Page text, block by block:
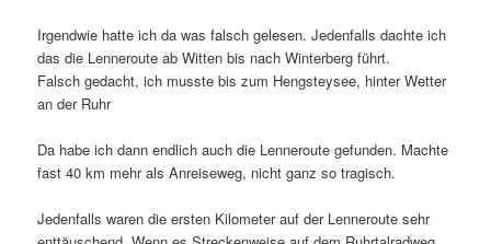
Irgendwie hatte ich da was falsch gelesen. Jedenfalls dachte ich
das die Lenneroute ab Witten bis nach Winterberg führt.
Falsch gedacht, ich musste bis zum Hengsteysee, hinter Wetter
an der Ruhr
Da habe ich dann endlich auch die Lenneroute gefunden. Machte
fast 40 km mehr als Anreiseweg, nicht ganz so tragisch.
Jedenfalls waren die ersten Kilometer auf der Lenneroute sehr